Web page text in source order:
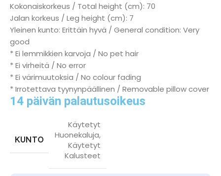
Kokonaiskorkeus / Total height (cm): 70
Jalan korkeus / Leg height (cm): 7
Yleinen kunto: Erittäin hyvä / General condition: Very
good
* Ei lemmikkien karvoja / No pet hair
* Ei virheitä / No error
* Ei värimuutoksia / No colour fading
* Irrotettava tyynynpäällinen / Removable pillow cover
14 päivän palautusoikeus
KUNTO
Käytetyt
Huonekaluja,
Käytetyt
Kalusteet